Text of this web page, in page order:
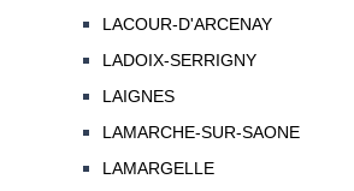
LACOUR-D'ARCENAY
LADOIX-SERRIGNY
LAIGNES
LAMARCHE-SUR-SAONE
LAMARGELLE